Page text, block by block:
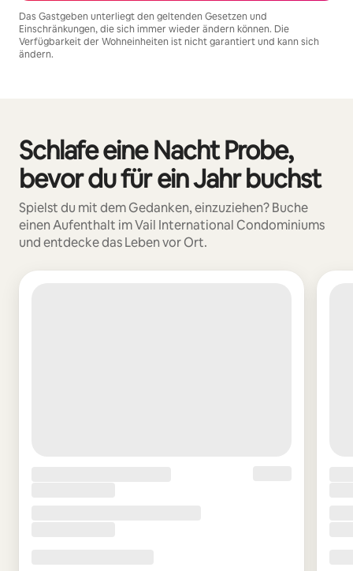
Das Gastgeben unterliegt den geltenden Gesetzen und
Einschränkungen, die sich immer wieder ändern können. Die
Verfügbarkeit der Wohneinheiten ist nicht garantiert und kann sich
ändern.
Schlafe eine Nacht Probe,
bevor du für ein Jahr buchst
Spielst du mit dem Gedanken, einzuziehen? Buche
einen Aufenthalt im Vail International Condominiums
und entdecke das Leben vor Ort.
0 von 0 Artikeln